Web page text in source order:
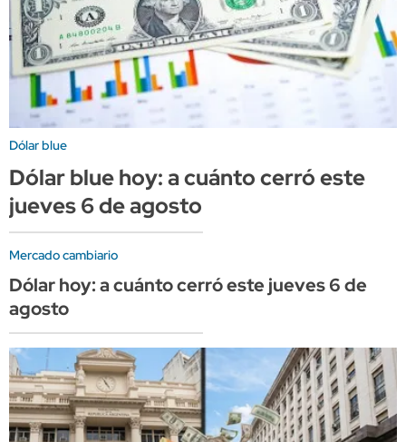
Dólar blue
Dólar blue hoy: a cuánto cerró este
jueves 6 de agosto
Mercado cambiario
Dólar hoy: a cuánto cerró este jueves 6 de
agosto